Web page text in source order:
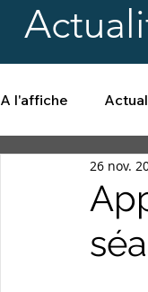
A l'affiche
26 nov.